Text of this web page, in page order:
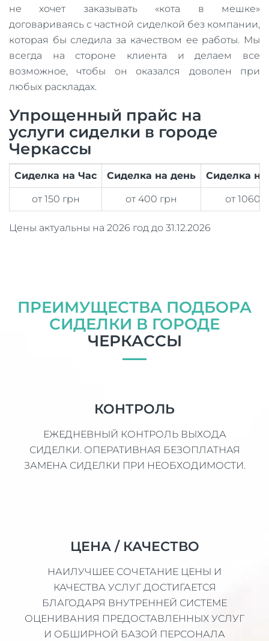
не хочет заказывать «кота в мешке»
договариваясь с частной сиделкой без компании,
которая бы следила за качеством ее работы. Мы
всегда на стороне клиента и делаем все
возможное, чтобы он оказался доволен при
любых раскладах.
Упрощенный прайс на
услуги сиделки в городе
Черкассы
Сиделка на Час Сиделка на день Сиделка на
от 150 грн от 400 грн от 1060
Цены актуальны на 2026 год до 31.12.2026
ПРЕИМУЩЕСТВА ПОДБОРА
СИДЕЛКИ В ГОРОДЕ
ЧЕРКАССЫ
КОНТРОЛЬ
ЕЖЕДНЕВНЫЙ КОНТРОЛЬ ВЫХОДА
СИДЕЛКИ. ОПЕРАТИВНАЯ БЕЗОПЛАТНАЯ
ЗАМЕНА СИДЕЛКИ ПРИ НЕОБХОДИМОСТИ.
ЦЕНА / КАЧЕСТВО
НАИЛУЧШЕЕ СОЧЕТАНИЕ ЦЕНЫ И
КАЧЕСТВА УСЛУГ ДОСТИГАЕТСЯ
БЛАГОДАРЯ ВНУТРЕННЕЙ СИСТЕМЕ
ОЦЕНИВАНИЯ ПРЕДОСТАВЛЕННЫХ УСЛУГ
И ОБШИРНОЙ БАЗОЙ ПЕРСОНАЛА